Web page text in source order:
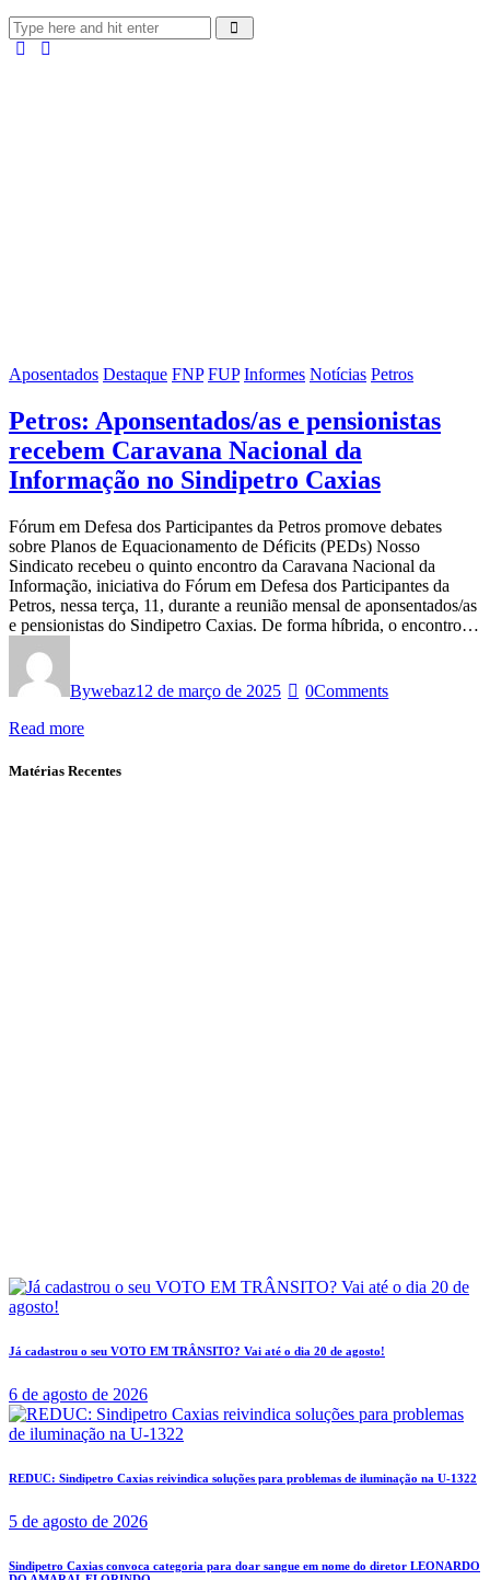
Aposentados Destaque FNP FUP Informes Notícias Petros
Petros: Aponsentados/as e pensionistas
recebem Caravana Nacional da
Informação no Sindipetro Caxias
Fórum em Defesa dos Participantes da Petros promove debates
sobre Planos de Equacionamento de Déficits (PEDs) Nosso
Sindicato recebeu o quinto encontro da Caravana Nacional da
Informação, iniciativa do Fórum em Defesa dos Participantes da
Petros, nessa terça, 11, durante a reunião mensal de aponsentados/as
e pensionistas do Sindipetro Caxias. De forma híbrida, o encontro…
Bywebaz12 de março de 2025 0Comments
Read more
Matérias Recentes
Já cadastrou o seu VOTO EM TRÂNSITO? Vai até o dia 20 de agosto!
6 de agosto de 2026
REDUC: Sindipetro Caxias reivindica soluções para problemas de iluminação na U-1322
5 de agosto de 2026
Sindipetro Caxias convoca categoria para doar sangue em nome do diretor LEONARDO